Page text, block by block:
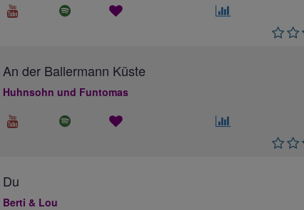
An der Ballermann Küste
Huhnsohn und Funtomas
Du
Berti & Lou